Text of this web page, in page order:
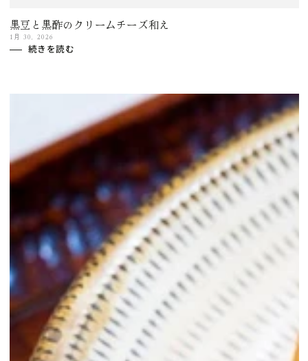
黒豆と黒酢のクリームチーズ和え
1月 30, 2026
続きを読む